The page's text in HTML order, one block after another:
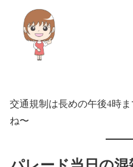
交通規制は長めの午後4時
ね〜